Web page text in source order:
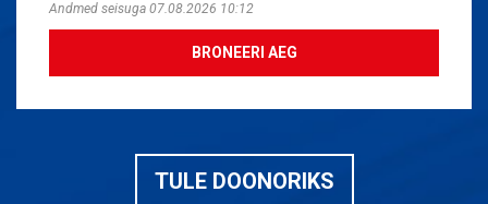
Andmed seisuga 07.08.2026 10:12
BRONEERI AEG
TULE DOONORIKS